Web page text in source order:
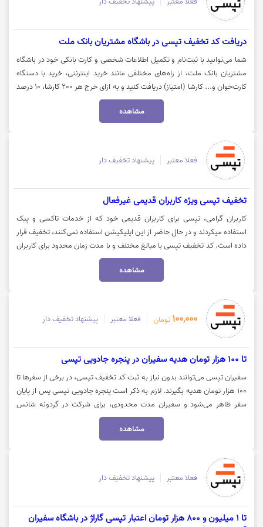
دریافت کد تخفیف تپسی در باشگاه مشتریان بانک ملت
شما می‌توانید با ثبت‌نام و تکمیل اطلاعات شخصی و کارت بانکی خود در باشگاه
مشتریان بانک ملت، از راه‌های مختلفی مانند خرید اینترنتی، خرید با دستگاه
کارت‌خوان و... کارشا (امتیاز) دریافت کنید و به ازای خرج هر 200 کارشا، 10 درصد
تخفیف تپسی تا سقف 1500 تومان برای 5 سفر متوالی هدیه بگیرید. برای ورود
به وب‌سایت باشگاه مشتریان بانک ملت و دریافت این کد در بخش "کارشا مال"
مشاهده
فعلا معتبر پیشنهاد تخفیف دار
تخفیف تپسی ویژه کاربران قدیمی غیرفعال
کاربران گرامی، تپسی برای کاربران قدیمی خود که از خدمات تاکسی و پیک
استفاده میکردند و در حال حاضر از این اپلیکیشن استفاده نمی‌کنند، تخفیف قرار
داده است. کد تخفیف تپسی با مبالغ مختلف و با مدت زمان محدود برای کاربران
قدیمی پیامک می‌شود. قابل توجه این کد تخفیف به کاربران جدید تعلق نگرفته و
کاربران قدیمی می‌توانند تخفیف سفر دوم به بعد را با این تخفیف‌ها تجربه کنند.
نمایید.
مشاهده
100,000 تومان فعلا معتبر پیشنهاد تخفیف دار
تا 100 هزار تومان هدیه سفیران در پنجره جادویی تپسی
سفیران تپسی می‌توانند بدون نیاز به ثبت کد تخفیف تپسی، در برخی از سفرها تا
100 هزار تومان هدیه بگیرند. لازم به ذکر است پنجره جادویی تپسی پس از پایان
سفر ظاهر می‌شود و سفیران مدت محدودی، برای شرکت در گردونه شانس
دارند. جوایز پنجره جادویی تپسی بین 2 تا 100 هزار تومان می‌باشد. برای مشاهده
جزئیات بیشتر درباره این هدیه تپسی پنجره جادویی بر روی "خرید کنید" کلیک
مشاهده
فعلا معتبر پیشنهاد تخفیف دار
تا 1 میلیون و 800 هزار تومان اعتبار تپسی گاراژ در باشگاه سفیران